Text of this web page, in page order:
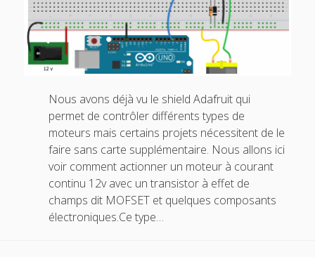
Nous avons déjà vu le shield Adafruit qui
permet de contrôler différents types de
moteurs mais certains projets nécessitent de le
faire sans carte supplémentaire. Nous allons ici
voir comment actionner un moteur à courant
continu 12v avec un transistor à effet de
champs dit MOFSET et quelques composants
électroniques.Ce type…